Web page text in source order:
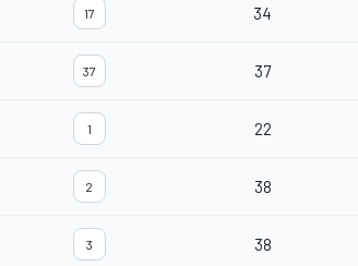
17 34
37 37
1 22
2 38
3 38